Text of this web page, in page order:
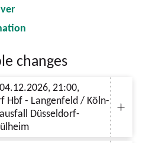
changes
Hbf - Langenfeld / Köln-
Düsseldorf-